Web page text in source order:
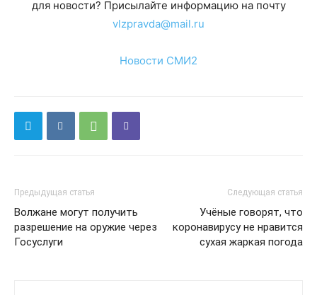
для новости? Присылайте информацию на почту
vlzpravda@mail.ru
Новости СМИ2
Предыдущая статья
Волжане могут получить
разрешение на оружие через
Госуслуги
Следующая статья
Учёные говорят, что
коронавирусу не нравится
сухая жаркая погода